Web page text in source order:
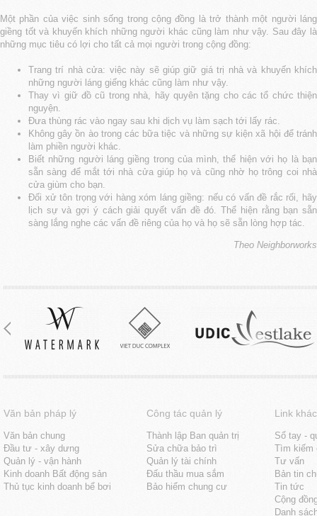
Một phần của việc sinh sống trong cộng đồng là trở thành một người láng
giềng tốt và khuyến khích những người khác cũng làm như vậy. Sau đây là
những mục tiêu có lợi cho tất cả mọi người trong cộng đồng:
Trang trí nhà cửa: việc này sẽ giúp giữ giá trị nhà và khuyến khích
những người láng giếng khác cũng làm như vậy.
Thay vì giữ đồ cũ trong nhà, hãy quyên tặng cho các tổ chức thiện
nguyện.
Đưa thùng rác vào ngay sau khi dịch vụ làm sạch tới lấy rác.
Không gây ồn ào trong các bữa tiệc và những sự kiện xã hội để tránh
làm phiền người khác.
Biết những người láng giềng trong của mình, thể hiện với họ là bạn
sẵn sàng để mắt tới nhà cửa giúp họ và cũng nhờ họ trông coi nhà
cửa giùm cho bạn.
Đối xử tôn trọng với hàng xóm láng giềng: nếu có vấn đề rắc rối, hãy
lịch sự và gợi ý cách giải quyết vấn đề đó. Thể hiện rằng bạn sẵn
sàng lắng nghe các vấn đề riêng của họ và họ sẽ sẵn lòng hợp tác.
Theo Neighborworks
Văn bản pháp lý
Văn bản chung
Đầu tư - xây dưng
Quản lý - vận hành
Kinh doanh Bất động sản
Thủ tục kinh doanh bể bơi
Công tác quản lý
Thành lập Ban quản trị
Sửa chữa bảo trì
Quản lý tài chính
Đấu thầu mua sắm
Bảo hiểm chung cư
Link khác
Sổ tay -
Tìm kiếm
Tư vấn
Bản tin
Tin tức
Cộng
Danh